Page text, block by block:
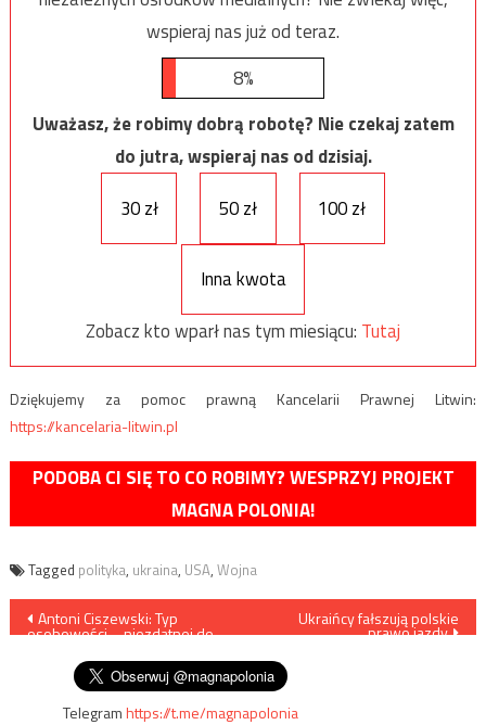
wspieraj nas już od teraz.
8%
Uważasz, że robimy dobrą robotę? Nie czekaj zatem
do jutra, wspieraj nas od dzisiaj.
30 zł
50 zł 100 zł
Inna kwota
Zobacz kto wparł nas tym miesiącu: Tutaj
Dziękujemy za pomoc prawną Kancelarii Prawnej Litwin:
https://kancelaria-litwin.pl
PODOBA CI SIĘ TO CO ROBIMY? WESPRZYJ PROJEKT
MAGNA POLONIA!
Tagged polityka, ukraina, USA, Wojna
Nawigacja
wpisu
Antoni Ciszewski: Typ
osobowości – niezdatnej do
Ukraińcy fałszują polskie
prawo jazdy
Telegramhttps://t.me/magnapolonia